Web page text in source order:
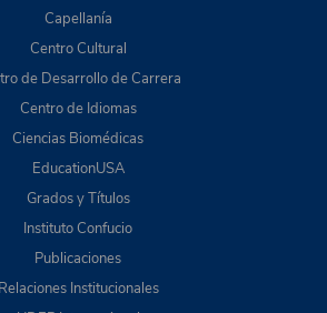
Capellanía
Centro Cultural
de Desarrollo de Carrera
Centro de Idiomas
Ciencias Biomédicas
EducationUSA
Grados y Títulos
Instituto Confucio
Publicaciones
Relaciones Institucionales